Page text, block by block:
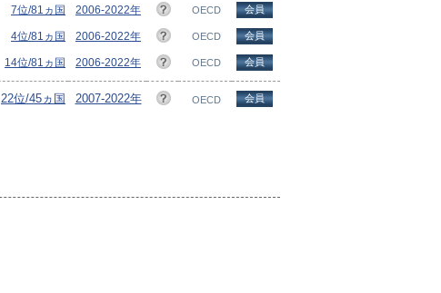
7位/81ヵ国 2006-2022年 OECD 会員
4位/81ヵ国 2006-2022年 OECD 会員
14位/81ヵ国 2006-2022年 OECD 会員
22位/45ヵ国 2007-2022年 OECD 会員